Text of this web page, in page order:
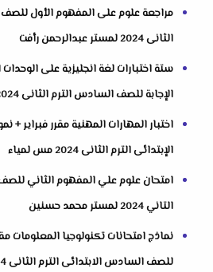
مراجعة علوم على المفهوم الأول للصف
الثانى 2024 لمستر عبدالرحمن رأفت
ستة اختبارات لغة انجليزية على
الإجابة للصف السادس الترم الثانى 2024 مستر احمد عبدالنبي
اختبار المهارات المهنية مقرر فبراير
الإبتدائى الترم الثانى 2024 مس لمياء
امتحان علوم علي المفهوم الثاني
التاني 2024 لمستر محمد حسنين
نماذج امتحانات تكنولوجيا المعلومات
للصف السادس الابتدائى الترم الثانى 2024 م